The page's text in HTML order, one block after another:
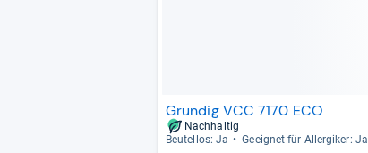
Grundig VCC 7170 ECO
Nachhaltig
Beu­tel­los: Ja
Geeig­net für All­er­gi­ker: Ja